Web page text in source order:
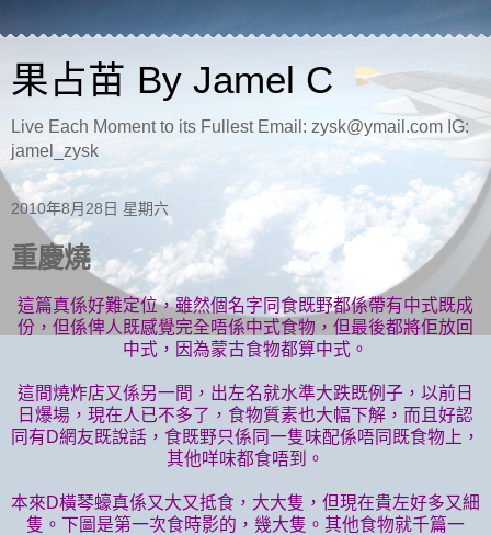
果占苗 By Jamel C
Live Each Moment to its Fullest Email: zysk@ymail.com IG:
jamel_zysk
2010年8月28日 星期六
重慶燒
這篇真係好難定位，雖然個名字同食既野都係帶有中式既成
份，但係俾人既感覺完全唔係中式食物，但最後都將佢放回
中式，因為蒙古食物都算中式。
這間燒炸店又係另一間，出左名就水準大跌既例子，以前日
日爆場，現在人已不多了，食物質素也大幅下解，而且好認
同有D網友既說話，食既野只係同一隻味配係唔同既食物上，
其他咩味都食唔到。
本來D橫琴蠔真係又大又抵食，大大隻，但現在貴左好多又細
隻。下圖是第一次食時影的，幾大隻。其他食物就千篇一